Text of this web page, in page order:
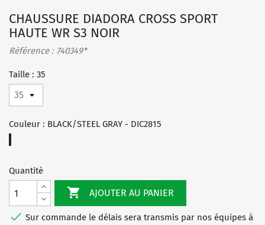
CHAUSSURE DIADORA CROSS SPORT
HAUTE WR S3 NOIR
Référence : 740349*
Taille : 35
Couleur : BLACK/STEEL GRAY - DIC2815
DIC2815
Quantité
 AJOUTER AU PANIER
 Sur commande le délais sera transmis par nos équipes à